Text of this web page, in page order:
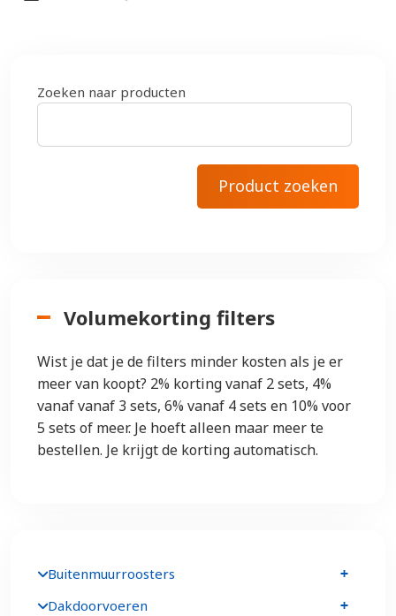
Zoeken naar producten
Volumekorting filters
Wist je dat je de filters minder kosten als je er
meer van koopt? 2% korting vanaf 2 sets, 4%
vanaf vanaf 3 sets, 6% vanaf 4 sets en 10% voor
5 sets of meer. Je hoeft alleen maar meer te
bestellen. Je krijgt de korting automatisch.
Buitenmuurroosters
Dakdoorvoeren